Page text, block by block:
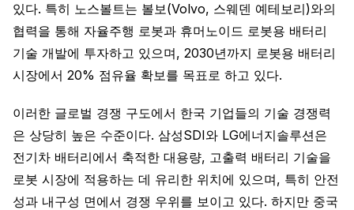
있다. 특히 노스볼트는 볼보(Volvo, 스웨덴 예테보리)와의
협력을 통해 자율주행 로봇과 휴머노이드 로봇용 배터리
기술 개발에 투자하고 있으며, 2030년까지 로봇용 배터리
시장에서 20% 점유율 확보를 목표로 하고 있다.
이러한 글로벌 경쟁 구도에서 한국 기업들의 기술 경쟁력
은 상당히 높은 수준이다. 삼성SDI와 LG에너지솔루션은
전기차 배터리에서 축적한 대용량, 고출력 배터리 기술을
로봇 시장에 적용하는 데 유리한 위치에 있으며, 특히 안전
성과 내구성 면에서 경쟁 우위를 보이고 있다. 하지만 중국